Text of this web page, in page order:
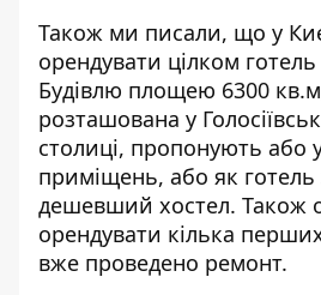
Також ми писали, що у
орендувати цілком
Будівлю площею 6300
розташована у
столиці, пропонують або
приміщень, або як
дешевший хостел. Також
орендувати кілька
вже проведено ремонт.